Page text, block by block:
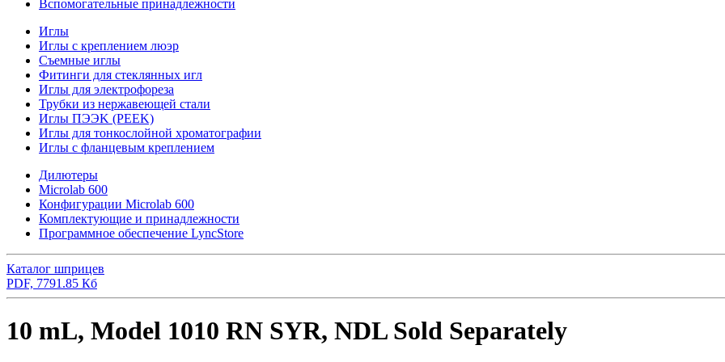
Вспомогательные принадлежности
Иглы
Иглы с креплением люэр
Съемные иглы
Фитинги для стеклянных игл
Иглы для электрофореза
Трубки из нержавеющей стали
Иглы ПЭЭK (PEEK)
Иглы для тонкослойной хроматографии
Иглы с фланцевым креплением
Дилютеры
Microlab 600
Конфигурации Microlab 600
Комплектующие и принадлежности
Программное обеспечение LyncStore
Каталог шприцев
PDF, 7791.85 Кб
10 mL, Model 1010 RN SYR, NDL Sold Separately